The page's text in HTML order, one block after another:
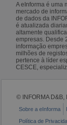
A eInforma é uma
mercado de
de dados da
é atualizada
altamente
empresas. Desde
informação
milhões de
pertence à líder
CESCE,
© INFORMA D&B,
Sobre a eInforma
Política de